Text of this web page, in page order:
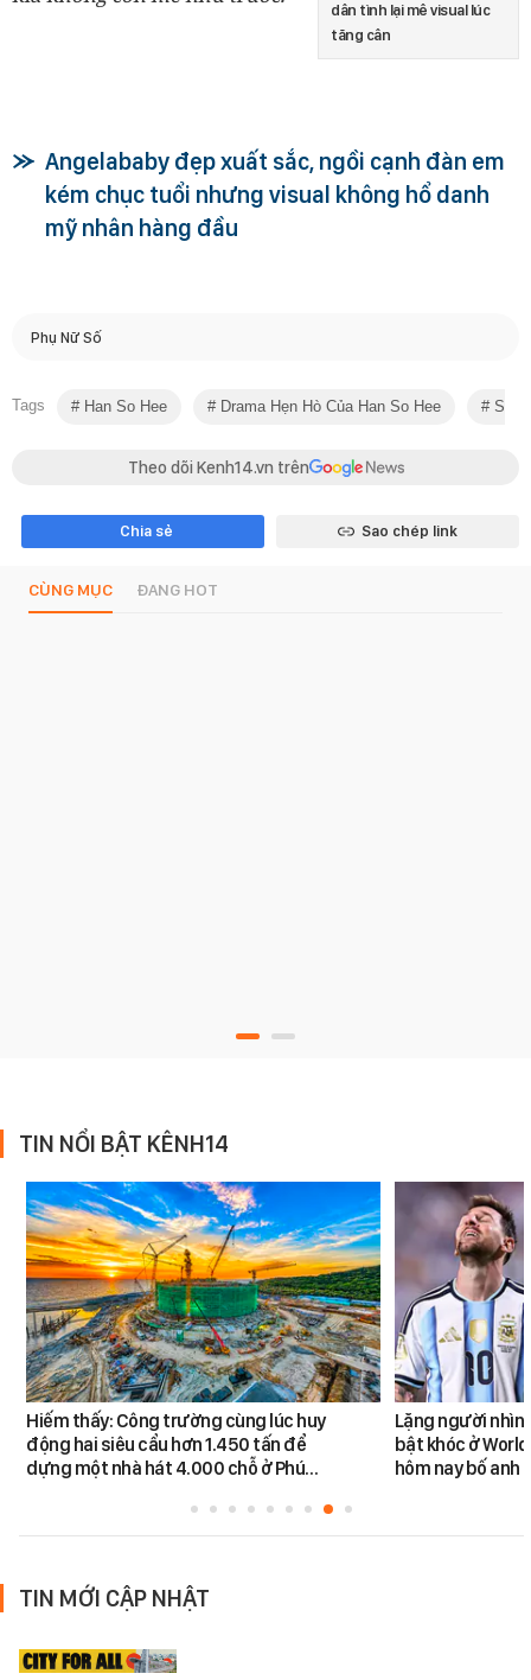
dân tình lại mê visual lúc
tăng cân
Angelababy đẹp xuất sắc, ngồi cạnh đàn em
kém chục tuổi nhưng visual không hổ danh
mỹ nhân hàng đầu
Phụ Nữ Số
Tags Han So Hee Drama Hẹn Hò Của Han So Hee Star
Theo dõi Kenh14.vn trên
Chia sẻ Sao chép link
CÙNG MỤC ĐANG HOT
TIN NỔI BẬT KÊNH14
Hiếm thấy: Công trường cùng lúc huy
động hai siêu cẩu hơn 1.450 tấn để
dựng một nhà hát 4.000 chỗ ở Phú…
Lặng người nhìn
bật khóc ở
hôm nay bố anh
TIN MỚI CẬP NHẬT